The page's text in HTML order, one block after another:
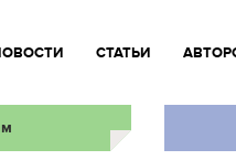
СТАТЬИ